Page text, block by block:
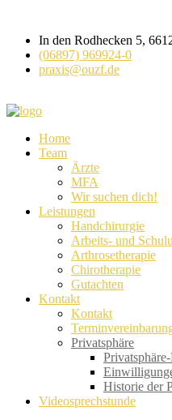
In den Rodhecken 5,
(06897) 969924-0
praxis@ouzf.de
Home
Team
Ärzte
MFA
Wir suchen dich!
Leistungen
Handchirurgie
Arbeits- und
Arthrosetherapie
Chirotherapie
Gutachten
Kontakt
Kontakt
Privatsphäre
Historie der
Videosprechstunde